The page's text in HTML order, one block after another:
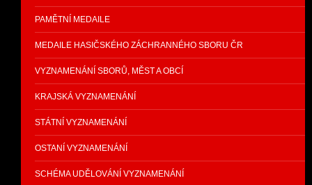
PAMĚTNÍ MEDAILE
MEDAILE HASIČSKÉHO ZÁCHRANNÉHO SBORU ČR
VYZNAMENÁNÍ SBORŮ, MĚST A OBCÍ
KRAJSKÁ VYZNAMENÁNÍ
STÁTNÍ VYZNAMENÁNÍ
OSTANÍ VYZNAMENÁNÍ
SCHÉMA UDĚLOVÁNÍ VYZNAMENÁNÍ